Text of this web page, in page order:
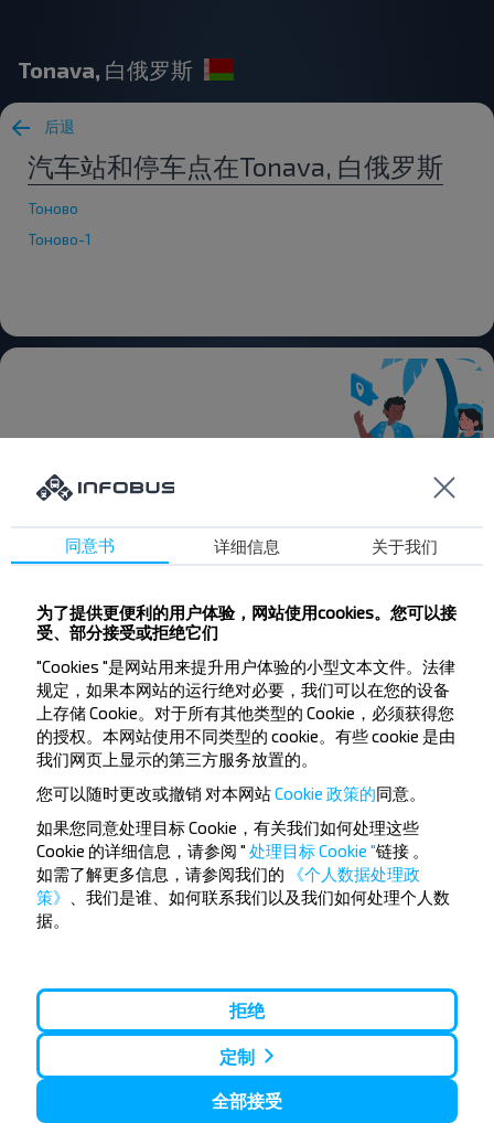
Tonava, 白俄罗斯
后退
汽车站和停车点在Tonava, 白俄罗斯
Тоново
Тоново-1
想要更便宜的旅行
不要错过INFOBUS的特殊优惠，折扣和其他有趣的优
订阅
长途汽车热门路线
Orsha - Mogilev
Minsk - Brest
Minsk - Gomel
Minsk - Babruysk
Brest - Minsk
Warszawa - Minsk
Vilnius - Minsk
Polack - Riga
Moskva - Baranovichy
Brest - Lublin
同意书 详细信息 关于我们
为了提供更便利的用户体验，网站使用cookies。您可以接
受、部分接受或拒绝它们
"Cookies "是网站用来提升用户体验的小型文本文件。法律
规定，如果本网站的运行绝对必要，我们可以在您的设备
上存储 Cookie。对于所有其他类型的 Cookie，必须获得您
的授权。本网站使用不同类型的 cookie。有些 cookie 是由
我们网页上显示的第三方服务放置的。
您可以随时更改或撤销 对本网站Cookie 政策的同意。
如果您同意处理目标 Cookie，有关我们如何处理这些
Cookie 的详细信息，请参阅 " 处理目标 Cookie "链接 。
如需了解更多信息，请参阅我们的
《个人数据处理政
策》
、我们是谁、如何联系我们以及我们如何处理个人数
据。
拒绝
定制
全部接受